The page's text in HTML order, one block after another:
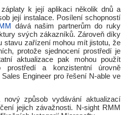
k její aplikaci několik dnů a
její instalace. Posílení schopností
dává našim partnerům do ruky
svých zákazníků. Zároveň díky
stavu zařízení mohou mít jistotu, že
protože sjednocení prostředí je
aktualizace pak mohou použít
prostředí a konzistentní úrovně
Sales Engineer pro řešení N-able ve
způsob vydávání aktualizací
jejich závažnosti. N-sight RMM